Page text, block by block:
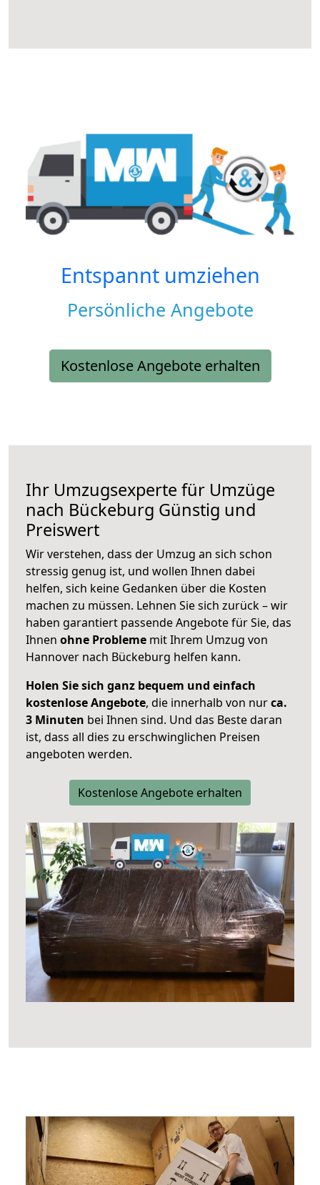
Entspannt umziehen
Persönliche Angebote
Kostenlose Angebote erhalten
Ihr Umzugsexperte für Umzüge
nach Bückeburg Günstig und
Preiswert
Wir verstehen, dass der Umzug an sich schon
stressig genug ist, und wollen Ihnen dabei
helfen, sich keine Gedanken über die Kosten
machen zu müssen. Lehnen Sie sich zurück – wir
haben garantiert passende Angebote für Sie, das
Ihnen ohne Probleme mit Ihrem Umzug von
Hannover nach Bückeburg helfen kann.
Holen Sie sich ganz bequem und einfach
kostenlose Angebote, die innerhalb von nurca.
3 Minuten bei Ihnen sind. Und das Beste daran
ist, dass all dies zu erschwinglichen Preisen
angeboten werden.
Kostenlose Angebote erhalten